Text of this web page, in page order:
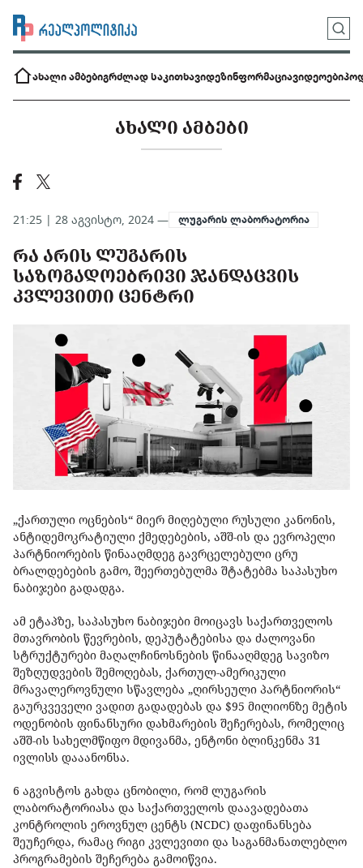
ახალი ამბებიგრძლად საკითხავიდეზინფორმაციავიდეოები
ᲐᲮᲐᲚᲘ ᲐᲛᲑᲔᲑᲘ
21:25 | 28 აგვისტო, 2024 — ლუგარის ლაბორატორია
ᲠᲐ ᲐᲠᲘᲡ ᲚᲣᲒᲐᲠᲘᲡ
ᲡᲐᲖᲝᲒᲐᲓᲝᲔᲑᲠᲘᲕᲘ ᲯᲐᲜᲓᲐᲪᲕᲘᲡ
ᲙᲕᲚᲔᲕᲘᲗᲘ ᲪᲔᲜᲢᲠᲘ
„ქართული ოცნების“ მიერ მიღებული რუსული კანონის,
ანტიდემოკრატიული ქმედებების, აშშ-ის და ევროპელი
პარტნიორების წინააღმდეგ გავრცელებული ცრუ
ბრალდებების გამო, შეერთებულმა შტატებმა საპასუხო
ნაბიჯები გადადგა.
ამ ეტაპზე, საპასუხო ნაბიჯები მოიცავს საქართველოს
მთავრობის წევრების, დეპუტატებისა და ძალოვანი
სტრუქტურები მაღალჩინოსნების წინააღმდეგ სავიზო
შეზღუდვების შემოღებას, ქართულ-ამერიკული
მრავალეროვნული სწავლება „ღირსეული პარტნიორის“
გაურკვეველი ვადით გადადებას და $95 მილიონზე მეტის
ოდენობის ფინანსური დახმარების შეჩერებას, რომელიც
აშშ-ის სახელმწიფო მდივანმა, ენტონი ბლინკენმა 31
ივლისს დააანონსა.
6 აგვისტოს გახდა ცნობილი, რომ ლუგარის
ლაბორატორიასა და საქართველოს დაავადებათა
კონტროლის ეროვნულ ცენტს (NCDC) დაფინანსება
შეუჩერდა, რამაც რიგი კვლევითი და საგანმანათლებლო
პროგრამების შეჩერება გამოიწვია.